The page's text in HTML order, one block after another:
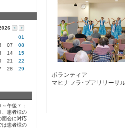
ボランティア
マヒナフラ･プアリリーサ
01
07
08
14
15
21
22
28
29
­～午後７ ­：
、患者様の
面会に対応
は患者様の